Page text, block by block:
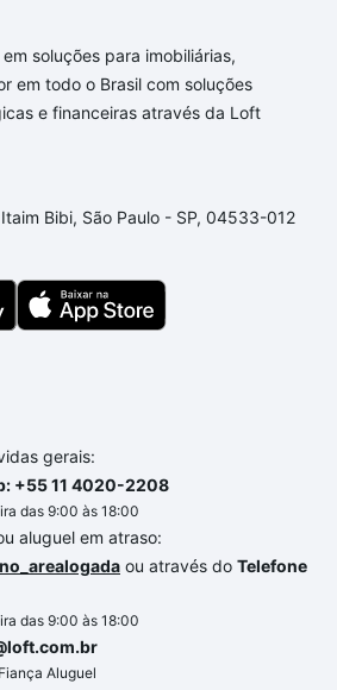
soluções para imobiliárias,
em todo o Brasil com soluções
e financeiras através da Loft
Bibi, São Paulo - SP, 04533-012
gerais:
+55 11 4020-2208
das 9:00 às 18:00
aluguel em atraso:
ou através do Telefone
das 9:00 às 18:00
Aluguel